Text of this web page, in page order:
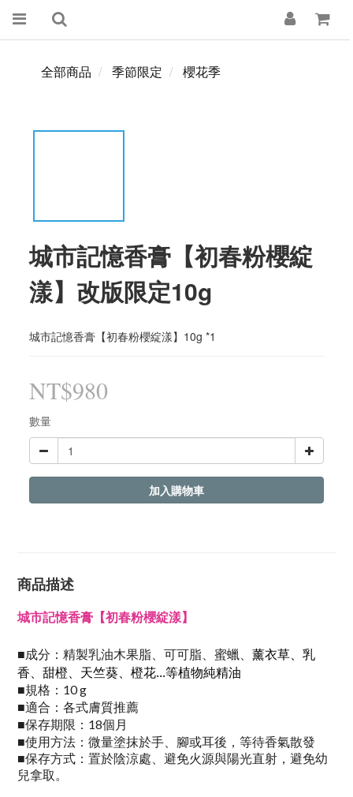
全部商品 季節限定 櫻花季
城市記憶香膏【初春粉櫻綻
漾】改版限定10g
城市記憶香膏【初春粉櫻綻漾】10g *1
NT$980
數量
加入購物車
商品描述
城市記憶香膏【初春粉櫻綻漾】
■成分： 精製乳油木果脂、可可脂、蜜蠟、 薰衣草、乳
香、甜橙、天竺葵、橙花...等植物純精油
■規格：10 g
■適合：各式膚質推薦
■保存期限：18個月
■使用方法： 微量塗抹於手、腳或耳後，等待香氣散發
■保存方式：置於陰涼處、避免火源與陽光直射，避免幼
兒拿取。